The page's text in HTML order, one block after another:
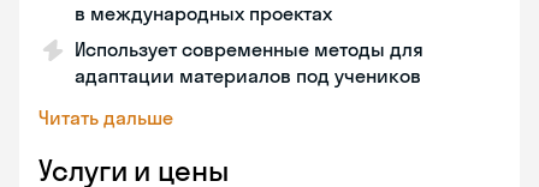
в международных проектах
Использует современные методы для
адаптации материалов под учеников
Читать дальше
Услуги и цены